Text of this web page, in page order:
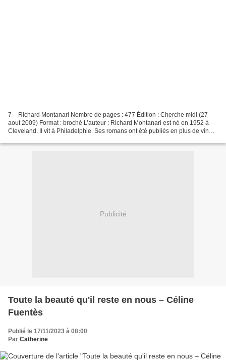
7 – Richard Montanari Nombre de pages : 477 Édition : Cherche midi (27
aout 2009) Format : broché L’auteur : Richard Montanari est né en 1952 à
Cleveland. Il vit à Philadelphie. Ses romans ont été publiés en plus de vingt-
Publicité
Toute la beauté qu'il reste en nous – Céline
Fuentès
Publié le 17/11/2023 à 08:00
Par Catherine